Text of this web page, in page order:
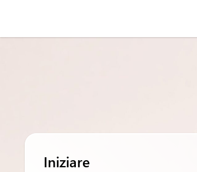
Iniziare